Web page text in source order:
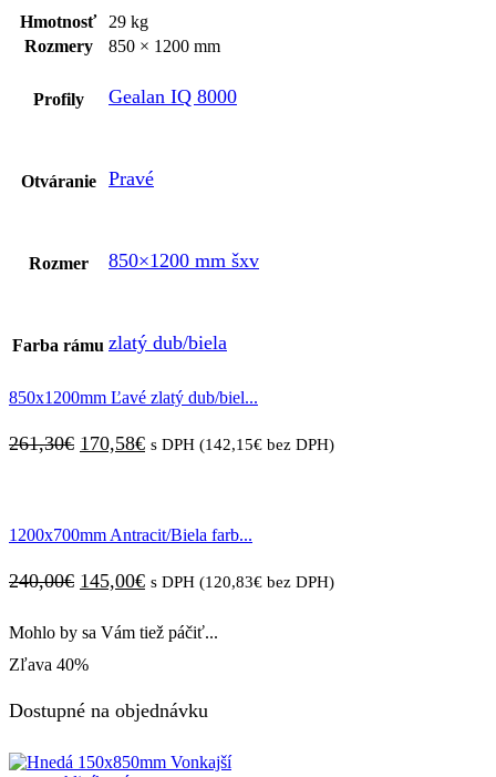
Hmotnosť
29 kg
Rozmery
850 × 1200 mm
Profily Gealan IQ 8000
Otváranie Pravé
Rozmer 850×1200 mm šxv
Farba rámu zlatý dub/biela
850x1200mm Ľavé zlatý dub/biel...
261,30€ 170,58€ s DPH (142,15€ bez DPH)
1200x700mm Antracit/Biela farb...
240,00€ 145,00€ s DPH (120,83€ bez DPH)
Mohlo by sa Vám tiež páčiť...
Zľava 40%
Dostupné na objednávku